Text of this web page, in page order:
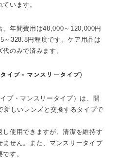
います。
、年間費用は48,000～120,000円
～328.8円程度です。ケア用品は
のみで済みます。
プ・マンスリータイプ）
プ・マンスリータイプ）は、開
新しいレンズと交換するタイプで
使用できますが、清潔を維持す
ません。また、マンスリータイプ
す。